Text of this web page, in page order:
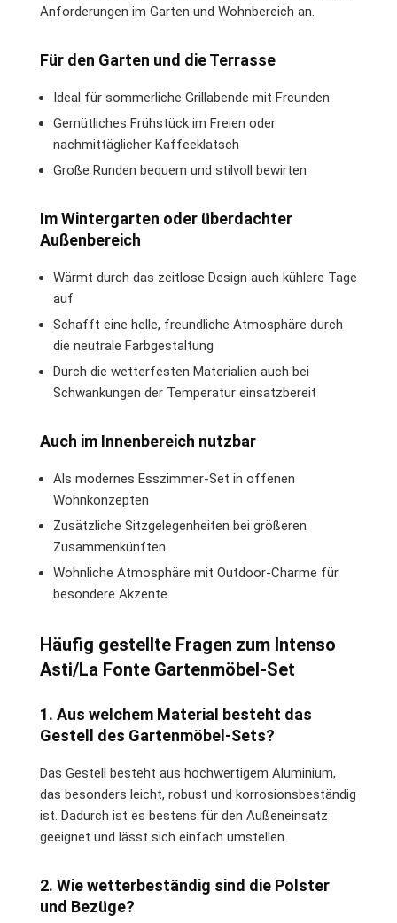
Anforderungen im Garten und Wohnbereich an.
Für den Garten und die Terrasse
Ideal für sommerliche Grillabende mit Freunden
Gemütliches Frühstück im Freien oder
nachmittäglicher Kaffeeklatsch
Große Runden bequem und stilvoll bewirten
Im Wintergarten oder überdachter
Außenbereich
Wärmt durch das zeitlose Design auch kühlere Tage
auf
Schafft eine helle, freundliche Atmosphäre durch
die neutrale Farbgestaltung
Durch die wetterfesten Materialien auch bei
Schwankungen der Temperatur einsatzbereit
Auch im Innenbereich nutzbar
Als modernes Esszimmer-Set in offenen
Wohnkonzepten
Zusätzliche Sitzgelegenheiten bei größeren
Zusammenkünften
Wohnliche Atmosphäre mit Outdoor-Charme für
besondere Akzente
Häufig gestellte Fragen zum Intenso
Asti/La Fonte Gartenmöbel-Set
1. Aus welchem Material besteht das
Gestell des Gartenmöbel-Sets?
Das Gestell besteht aus hochwertigem Aluminium,
das besonders leicht, robust und korrosionsbeständig
ist. Dadurch ist es bestens für den Außeneinsatz
geeignet und lässt sich einfach umstellen.
2. Wie wetterbeständig sind die Polster
und Bezüge?